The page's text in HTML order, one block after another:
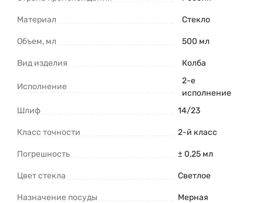
Материал Стекло
Объем, мл 500 мл
Вид изделия Колба
Исполнение
2-е
исполнение
Шлиф
14/23
Класс точности 2-й класс
Погрешность ± 0,25 мл
Цвет стекла Светлое
Назначение посуды Мерная